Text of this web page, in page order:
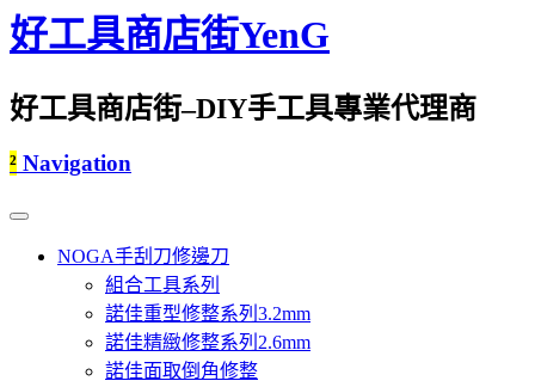
好工具商店街YenG
好工具商店街–DIY手工具專業代理商
² Navigation
NOGA手刮刀修邊刀
組合工具系列
諾佳重型修整系列3.2mm
諾佳精緻修整系列2.6mm
諾佳面取倒角修整